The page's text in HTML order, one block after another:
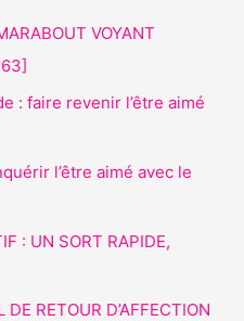
VOYANT
: faire revenir l’être aimé
l’être aimé avec le
: UN SORT RAPIDE,
RETOUR D’AFFECTION